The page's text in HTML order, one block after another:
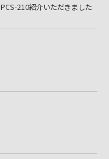
210紹介いただきました